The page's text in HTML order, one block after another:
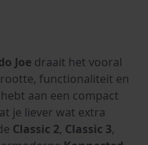
Joe draait het vooral
functionaliteit en
aan een compact
je liever wat extra
Classic 2, Classic 3,